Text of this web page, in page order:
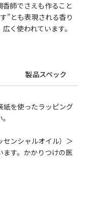
師でさえも作ること
”とも表現される香り
く使われています。
製品スペック
紙を使ったラッピング
センシャルオイル）＞
ます。かかりつけの医